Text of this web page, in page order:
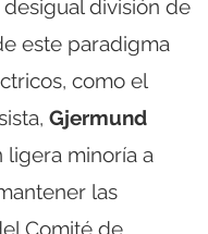
división de
este paradigma
como el
Gjermund
ligera minoría a
las
Comité de